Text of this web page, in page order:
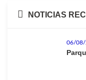
NOTICIAS
06/08/